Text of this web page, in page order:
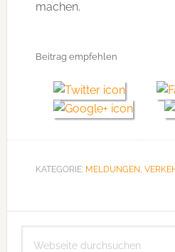
machen.
Beitrag empfehlen
KATEGORIE: MELDUNGEN,
Seitenspalte